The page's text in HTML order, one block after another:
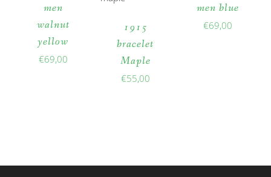
men
walnut
yellow
€69,00
1915
bracelet
Maple
€55,00
men blue
€69,00